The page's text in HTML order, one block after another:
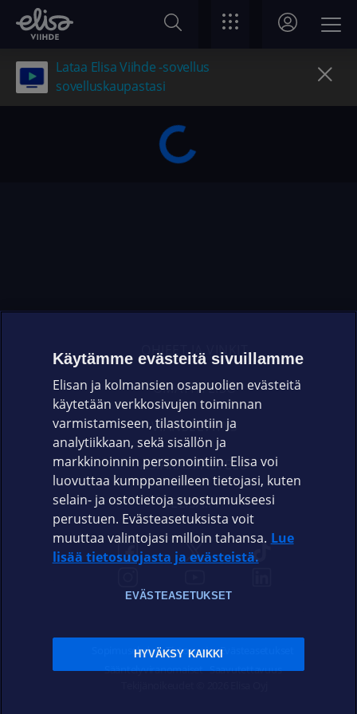
Lataa Elisa Viihde -sovellus
sovelluskaupastasi
OHJEET JA VINKIT
OMAYHTEISÖ
VIANSELVITYS
ASIAKASPALVELU
ELISA.FI
Sopimusehdot Tietosuoja Evästeasetukset
Sääntelyviranomaiset Saavutettavuus
Käytämme evästeitä sivuillamme
Elisan ja kolmansien osapuolien evästeitä
käytetään verkkosivujen toiminnan
varmistamiseen, tilastointiin ja
analytiikkaan, sekä sisällön ja
markkinoinnin personointiin. Elisa voi
luovuttaa kumppaneilleen tietojasi, kuten
selain- ja ostotietoja suostumukseesi
perustuen. Evästeasetuksista voit
muuttaa valintojasi milloin tahansa. Lue
lisää tietosuojasta ja evästeistä.
EVÄSTEASETUKSET
HYVÄKSY KAIKKI